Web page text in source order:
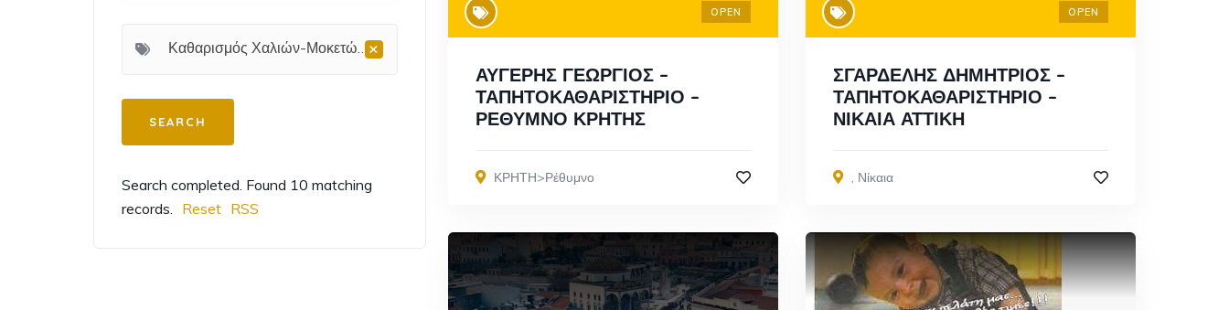
×
Καθαρισμός Χαλιών-Μοκετών-Ταπήτων
Search completed. Found 10 matching
records.
Reset RSS
OPEN
ΑΥΓΕΡΗΣ ΓΕΩΡΓΙΟΣ –
ΤΑΠΗΤΟΚΑΘΑΡΙΣΤΗΡΙΟ –
ΡΕΘΥΜΝΟ ΚΡΗΤΗΣ
ΚΡΗΤΗ>Ρέθυμνο
OPEN
ΣΓΑΡΔΕΛΗΣ ΔΗΜΗΤΡΙΟΣ –
ΤΑΠΗΤΟΚΑΘΑΡΙΣΤΗΡΙΟ –
ΝΙΚΑΙΑ ΑΤΤΙΚΗ
, Νίκαια